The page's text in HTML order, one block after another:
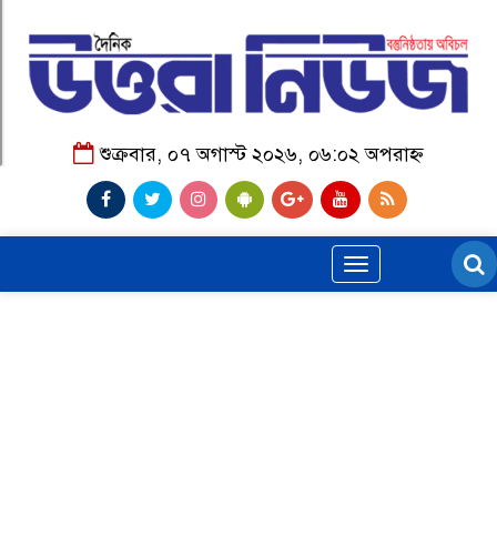
শুক্রবার, ০৭ অগাস্ট ২০২৬, ০৬:০২ অপরাহ্ন
Toggle
navigation